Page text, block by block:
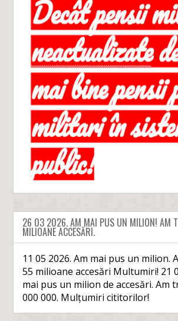
26 03 2026. AM MAI PUS UN MILION! AM
MILIOANE ACCESĂRI.
11 05 2026. Am mai pus un milion.
55 milioane accesări Multumiri! 21
mai pus un milion de accesări. Am
000 000. Mulțumiri cititorilor!